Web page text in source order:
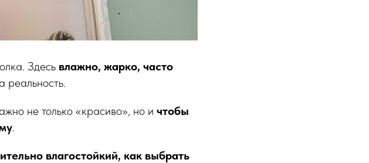
Здесь влажно, жарко, часто
реальность.
не только «красиво», но и чтобы
.
влагостойкий, как выбрать